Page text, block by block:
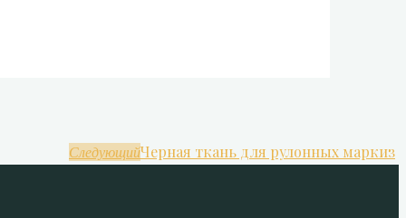
СледующийЧерная ткань для рулонных маркиз